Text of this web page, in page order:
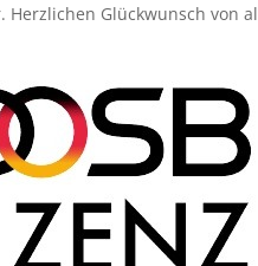
Herzlichen Glückwunsch von